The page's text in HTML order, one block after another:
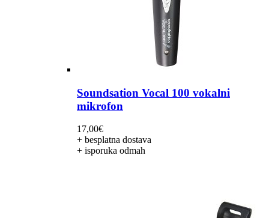
Soundsation Vocal 100 vokalni
mikrofon
17,00€
+ besplatna dostava
+ isporuka odmah